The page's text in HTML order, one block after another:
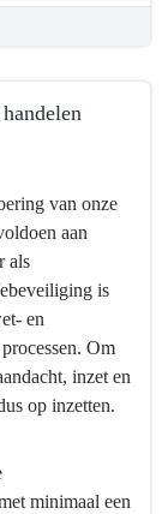
van onze
aan
als
is
en
Om
inzet en
op inzetten.
minimaal een